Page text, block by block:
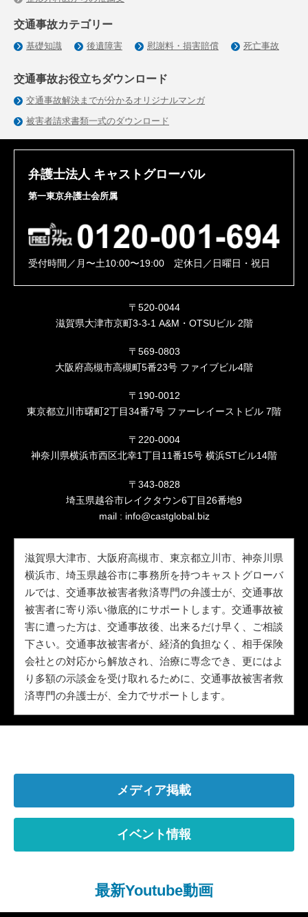
交通事故カテゴリー
基礎知識 後遺障害 慰謝料・損害賠償 死亡事故
交通事故お役立ちダウンロード
交通事故解決までが分かるオリジナルマンガ
被害者請求書類一式のダウンロード
弁護士法人 キャストグローバル
第一東京弁護士会所属
受付時間／月〜土10:00〜19:00 定休日／日曜日・祝日
〒520-0044
滋賀県大津市京町3-3-1 A&M・OTSUビル 2階
〒569-0803
大阪府高槻市高槻町5番23号 ファイブビル4階
〒190-0012
東京都立川市曙町2丁目34番7号 ファーレイーストビル 7階
〒220-0004
神奈川県横浜市西区北幸1丁目11番15号 横浜STビル14階
〒343-0828
埼玉県越谷市レイクタウン6丁目26番地9
mail : info@castglobal.biz
滋賀県大津市、大阪府高槻市、東京都立川市、神奈川県
横浜市、埼玉県越谷市に事務所を持つキャストグローバ
ルでは、交通事故被害者救済専門の弁護士が、交通事故
被害者に寄り添い徹底的にサポートします。交通事故被
害に遭った方は、交通事故後、出来るだけ早く、ご相談
下さい。交通事故被害者が、経済的負担なく、相手保険
会社との対応から解放され、治療に専念でき、更にはよ
り多額の示談金を受け取れるために、交通事故被害者救
済専門の弁護士が、全力でサポートします。
メディア掲載
イベント情報
最新Youtube動画